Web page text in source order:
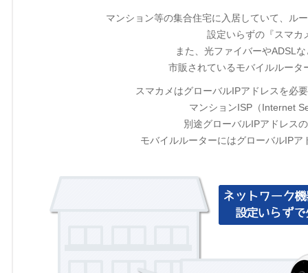
マンション等の集合住宅に入居していて、ル
設定いらずの『スマカ
また、光ファイバーやADSL
市販されているモバイルルー
スマカメはグローバルIPアドレスを必
マンションISP（Internet
別途グローバルIPアドレス
モバイルルーターにはグローバルIP